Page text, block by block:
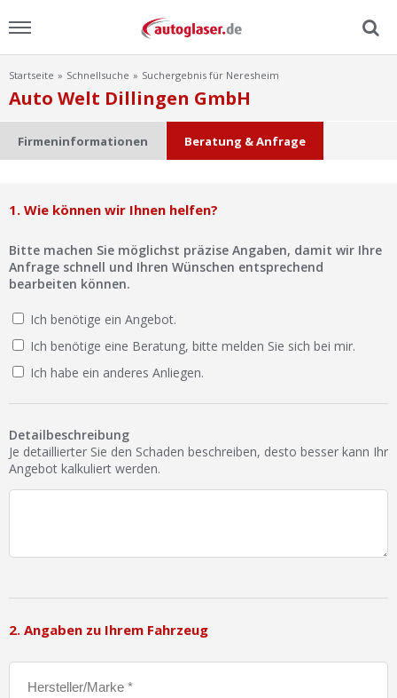
Menu
Home
Ratgeber
Scheibensuche
FAQ
Lexikon
Ist Ihre Werkstatt schon dabei?
Werkstatt Login
Startseite Schnellsuche Suchergebnis für Neresheim
Auto Welt Dillingen GmbH
Firmeninformationen Beratung & Anfrage
1. Wie können wir Ihnen helfen?
Bitte machen Sie möglichst präzise Angaben, damit wir Ihre
Anfrage schnell und Ihren Wünschen entsprechend
bearbeiten können.
Ich benötige ein Angebot.
Ich benötige eine Beratung, bitte melden Sie sich bei mir.
Ich habe ein anderes Anliegen.
Detailbeschreibung
Je detaillierter Sie den Schaden beschreiben, desto besser kann Ihr
Angebot kalkuliert werden.
2. Angaben zu Ihrem Fahrzeug